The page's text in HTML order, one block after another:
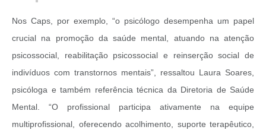
Nos Caps, por exemplo, “o psicólogo desempenha um papel
crucial na promoção da saúde mental, atuando na atenção
psicossocial, reabilitação psicossocial e reinserção social de
indivíduos com transtornos mentais”, ressaltou Laura Soares,
psicóloga e também referência técnica da Diretoria de Saúde
Mental. “O profissional participa ativamente na equipe
multiprofissional, oferecendo acolhimento, suporte terapêutico,